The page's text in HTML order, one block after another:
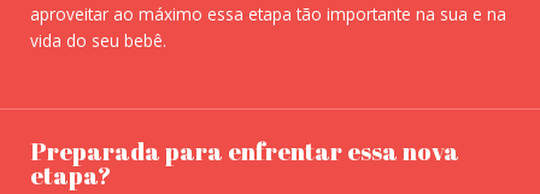
aproveitar ao máximo essa etapa tão importante na sua e na
vida do seu bebê.
Preparada para enfrentar essa nova
etapa?